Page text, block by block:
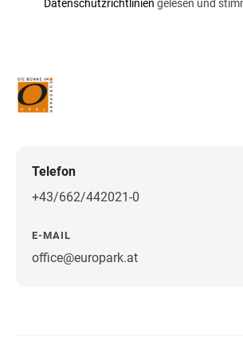
Datenschutzrichtlinien gelesen und
Telefon
+43/662/442021-0
E-MAIL
office@europark.atWegbeschreibung